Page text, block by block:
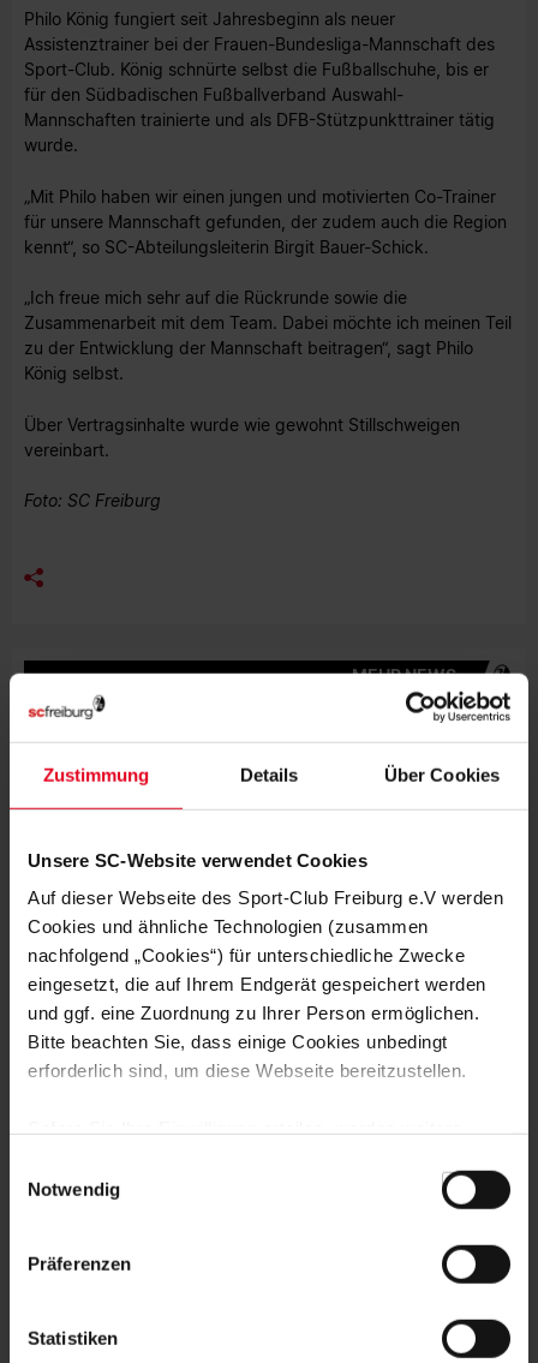
Zustimmung Details Über Cookies
Unsere SC-Website verwendet Cookies
Auf dieser Webseite des Sport-Club Freiburg e.V werden
Cookies und ähnliche Technologien (zusammen
nachfolgend „Cookies“) für unterschiedliche Zwecke
eingesetzt, die auf Ihrem Endgerät gespeichert werden
und ggf. eine Zuordnung zu Ihrer Person ermöglichen.
Bitte beachten Sie, dass einige Cookies unbedingt
erforderlich sind, um diese Webseite bereitzustellen.
Daten von Ihnen (z.B. persönlichen Identifikatoren oder
IP-Adressen) verarbeitet werden. Durch Klicken auf den
Speicherung aller aufgeführten Cookies und der
Daten für die unten jeweils angegebene Zwecke gem. §
25 Abs. 1 TDDDG, Art. 6 Abs. 1 lit. a DSGVO zu. Sie
Notwendig
Präferenzen
Statistiken
Philo König fungiert seit Jahresbeginn als neuer
Assistenztrainer bei der Frauen-Bundesliga-Mannschaft des
Sport-Club. König schnürte selbst die Fußballschuhe, bis er
für den Südbadischen Fußballverband Auswahl-
Mannschaften trainierte und als DFB-Stützpunkttrainer tätig
wurde.
„Mit Philo haben wir einen jungen und motivierten Co-Trainer
für unsere Mannschaft gefunden, der zudem auch die Region
kennt“, so SC-Abteilungsleiterin Birgit Bauer-Schick.
„Ich freue mich sehr auf die Rückrunde sowie die
Zusammenarbeit mit dem Team. Dabei möchte ich meinen Teil
zu der Entwicklung der Mannschaft beitragen“, sagt Philo
König selbst.
Über Vertragsinhalte wurde wie gewohnt Stillschweigen
vereinbart.
Foto: SC Freiburg
MEHR NEWS
FRAUEN & MÄDCHEN 06.08.2026
DOPPELTE PREMIERE: BRUNOLD UND
VINCZE TREFFEN BEIM TEST
FRAUEN & MÄDCHEN 05.08.2026
VIER SCHWEIZERINNEN IN
ÖSTERREICH – EIN INTERVIEW
BORBÁLA VINCZE VERSTÄRKT DEN